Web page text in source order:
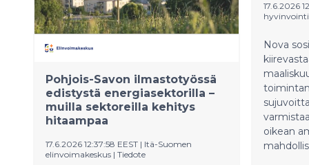
rahoittamalla opintosetelillä
opiskelevien nuorten aikuisten
korkeakoulupaikan saavuttamista.
Pohjois-Savon ilmastotyössä
edistystä energiasektorilla –
muilla sektoreilla kehitys
hitaampaa
17.6.2026 12:37:58 EEST | Itä-Suomen
elinvoimakeskus | Tiedote
17.6.2026
Nova
oikean